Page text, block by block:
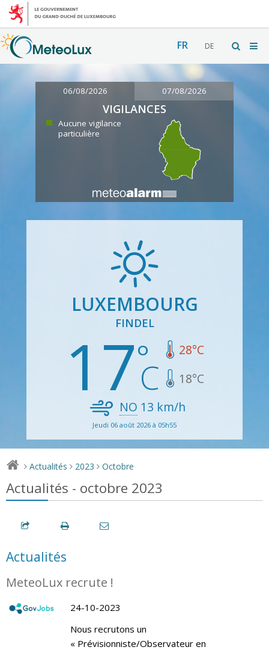
FR DE
06/08/2026 07/08/2026
VIGILANCES
Aucune vigilance
particulière
LUXEMBOURG
FINDEL
17 28°C
18°C
NO 13 km/h
Jeudi 06 août 2026 à 05h55
> Actualités > 2023 > Octobre
Actualités - octobre 2023
Actualités
MeteoLux recrute !
24-10-2023
Nous recrutons un
« Prévisionniste/Observateur en